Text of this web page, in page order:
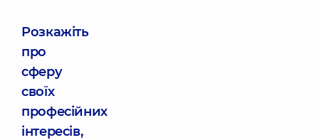
Розкажіть
про
сферу
своїх
професійних
інтересів,